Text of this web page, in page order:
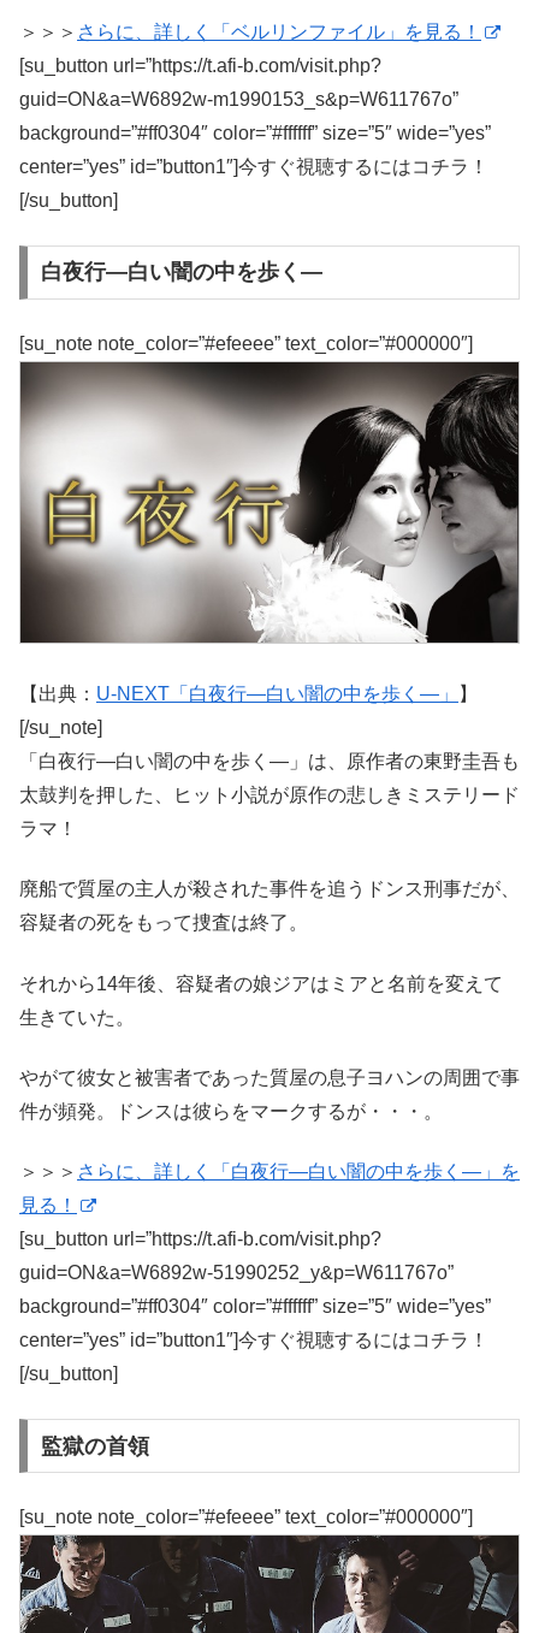
＞＞＞ さらに、詳しく「ベルリンファイル」を見る！
[su_button url=”https://t.afi-b.com/visit.php?
guid=ON&a=W6892w-m1990153_s&p=W611767o”
background=”#ff0304″ color=”#ffffff” size=”5″ wide=”yes”
center=”yes” id=”button1″]今すぐ視聴するにはコチラ！
[/su_button]
白夜行―白い闇の中を歩く―
[su_note note_color=”#efeeee” text_color=”#000000″]
【出典： U-NEXT「白夜行―白い闇の中を歩く―」
】
[/su_note]
「白夜行―白い闇の中を歩く―」は、原作者の東野圭吾も
太鼓判を押した、ヒット小説が原作の悲しきミステリード
ラマ！
廃船で質屋の主人が殺された事件を追うドンス刑事だが、
容疑者の死をもって捜査は終了。
それから14年後、容疑者の娘ジアはミアと名前を変えて
生きていた。
やがて彼女と被害者であった質屋の息子ヨハンの周囲で事
件が頻発。ドンスは彼らをマークするが・・・。
＞＞＞ さらに、詳しく「白夜行―白い闇の中を歩く―」を
見る！
[su_button url=”https://t.afi-b.com/visit.php?
guid=ON&a=W6892w-51990252_y&p=W611767o”
background=”#ff0304″ color=”#ffffff” size=”5″ wide=”yes”
center=”yes” id=”button1″]今すぐ視聴するにはコチラ！
[/su_button]
監獄の首領
[su_note note_color=”#efeeee” text_color=”#000000″]